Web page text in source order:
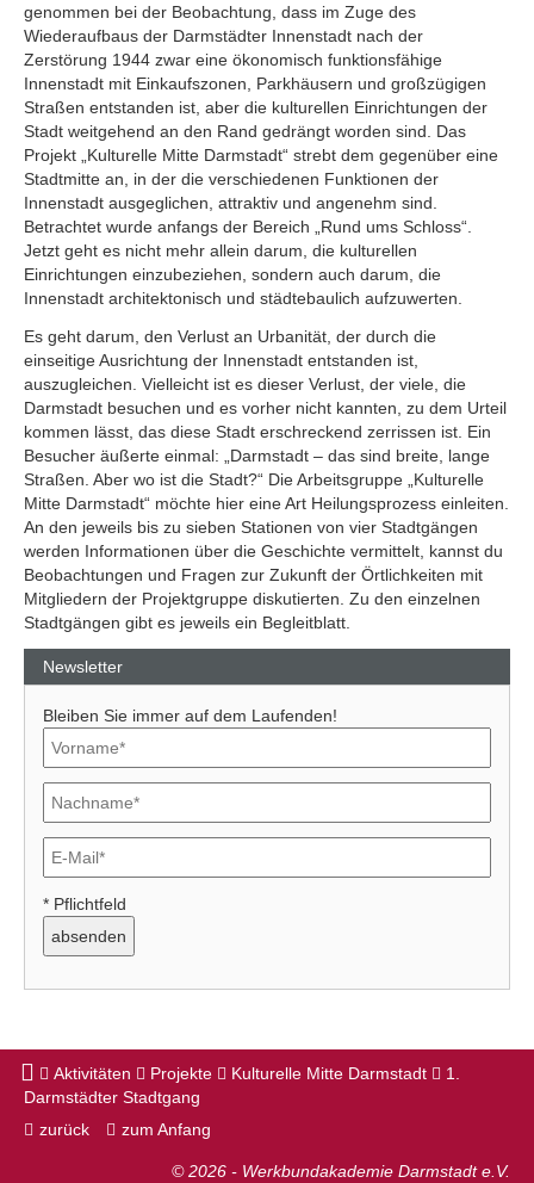
genommen bei der Beobachtung, dass im Zuge des
Wiederaufbaus der Darmstädter Innenstadt nach der
Zerstörung 1944 zwar eine ökonomisch funktionsfähige
Innenstadt mit Einkaufszonen, Parkhäusern und großzügigen
Straßen entstanden ist, aber die kulturellen Einrichtungen der
Stadt weitgehend an den Rand gedrängt worden sind. Das
Projekt „Kulturelle Mitte Darmstadt“ strebt dem gegenüber eine
Stadtmitte an, in der die verschiedenen Funktionen der
Innenstadt ausgeglichen, attraktiv und angenehm sind.
Betrachtet wurde anfangs der Bereich „Rund ums Schloss“.
Jetzt geht es nicht mehr allein darum, die kulturellen
Einrichtungen einzubeziehen, sondern auch darum, die
Innenstadt architektonisch und städtebaulich aufzuwerten.
Es geht darum, den Verlust an Urbanität, der durch die
einseitige Ausrichtung der Innenstadt entstanden ist,
auszugleichen. Vielleicht ist es dieser Verlust, der viele, die
Darmstadt besuchen und es vorher nicht kannten, zu dem Urteil
kommen lässt, das diese Stadt erschreckend zerrissen ist. Ein
Besucher äußerte einmal: „Darmstadt – das sind breite, lange
Straßen. Aber wo ist die Stadt?“ Die Arbeitsgruppe „Kulturelle
Mitte Darmstadt“ möchte hier eine Art Heilungsprozess einleiten.
An den jeweils bis zu sieben Stationen von vier Stadtgängen
werden Informationen über die Geschichte vermittelt, kannst du
Beobachtungen und Fragen zur Zukunft der Örtlichkeiten mit
Mitgliedern der Projektgruppe diskutierten. Zu den einzelnen
Stadtgängen gibt es jeweils ein Begleitblatt.
Newsletter
Bleiben Sie immer auf dem Laufenden!
* Pflichtfeld
Aktivitäten Projekte Kulturelle Mitte Darmstadt
1.
Darmstädter Stadtgang
zurück
zum Anfang
© 2026 - Werkbundakademie Darmstadt e.V.